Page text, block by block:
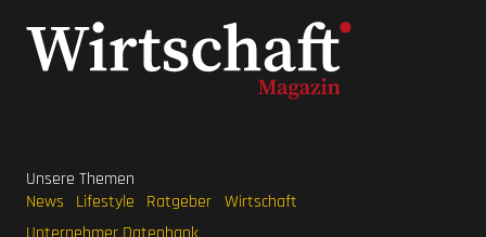
Unsere Themen
News
Lifestyle Ratgeber Wirtschaft